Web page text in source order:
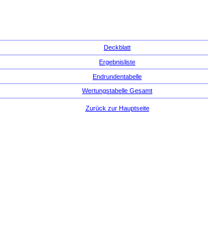
Deckblatt
Ergebnisliste
Endrundentabelle
Wertungstabelle Gesamt
Zurück zur Hauptseite